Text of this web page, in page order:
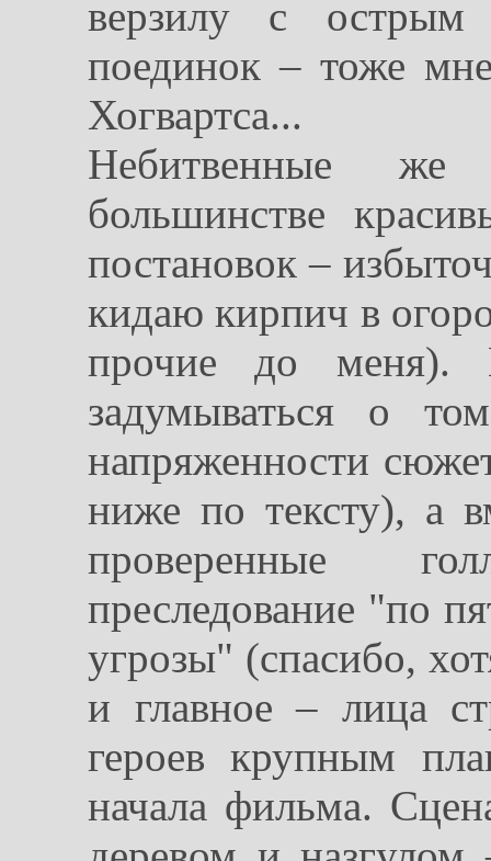
верзилу с
поединок – тоже
Хогвартса...
Небитвенные
большинстве
постановок –
кидаю кирпич в
прочие до меня).
задумываться о
напряженности
ниже по тексту), а
проверенные
преследование "по
угрозы" (спасибо,
и главное – лица
героев крупным
начала фильма.